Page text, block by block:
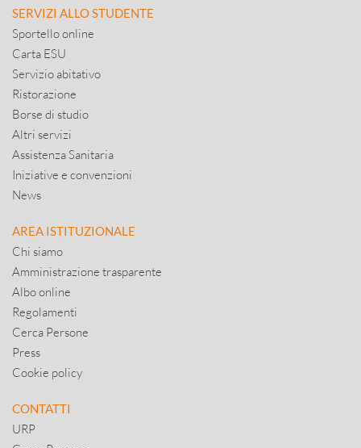
SERVIZI ALLO STUDENTE
Sportello online
Carta ESU
Servizio abitativo
Ristorazione
Borse di studio
Altri servizi
Assistenza Sanitaria
Iniziative e convenzioni
News
AREA ISTITUZIONALE
Chi siamo
Amministrazione trasparente
Albo online
Regolamenti
Cerca Persone
Press
Cookie policy
CONTATTI
URP